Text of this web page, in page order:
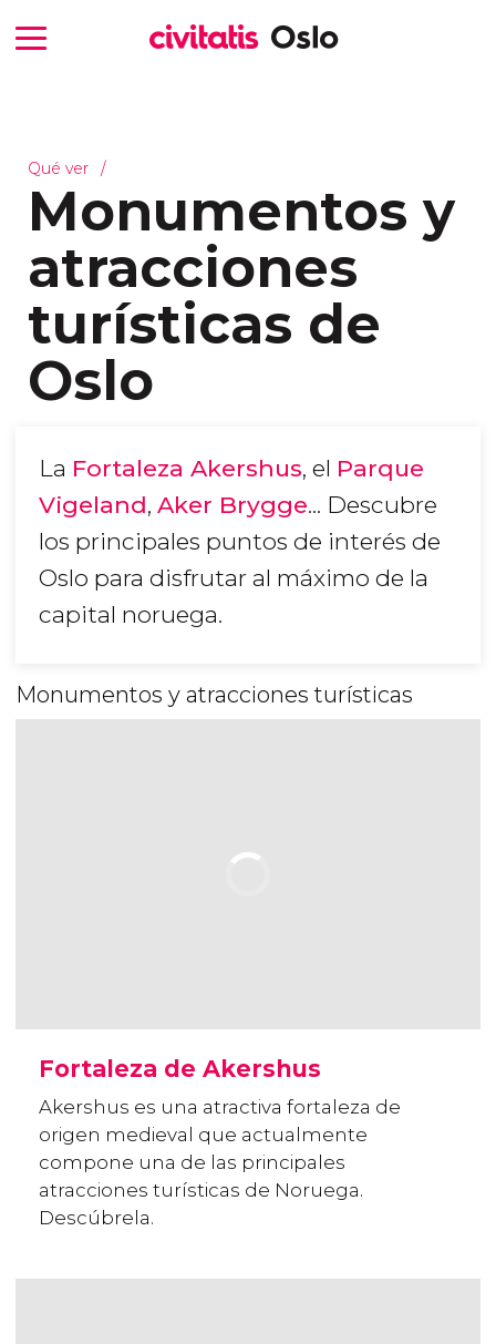
Qué ver
Monumentos y
atracciones
turísticas de
Oslo
La Fortaleza Akershus, el Parque
Vigeland, Aker Brygge... Descubre
los principales puntos de interés de
Oslo para disfrutar al máximo de la
capital noruega.
Monumentos y atracciones turísticas
Fortaleza de Akershus
Akershus es una atractiva fortaleza de
origen medieval que actualmente
compone una de las principales
atracciones turísticas de Noruega.
Descúbrela.